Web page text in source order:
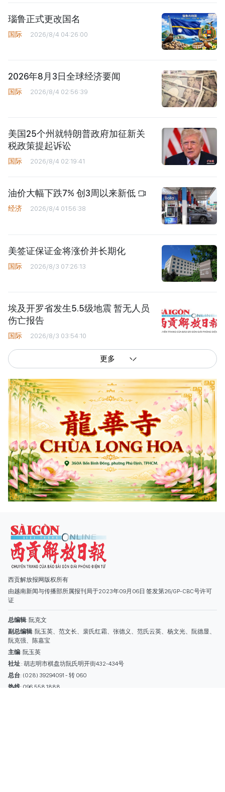
瑙鲁正式更改国名
国际 2026/8/4 04:26:00
2026年8月3日全球经济要闻
国际 2026/8/4 02:56:39
美国25个州就特朗普政府加征新关
税政策提起诉讼
国际 2026/8/4 02:19:41
油价大幅下跌7% 创3周以来新低
经济 2026/8/4 01:56:38
美签证保证金将涨价并长期化
国际 2026/8/3 07:26:13
埃及开罗省发生5.5级地震 暂无人员
伤亡报告
国际 2026/8/3 03:54:10
更多
西贡解放报网版权所有
由越南新闻与传播部所属报刊局于2023年09月06日 签发第26/GP-CBC号许可
证
阮克强、陈嘉宝
主编: 阮玉英
社址: 胡志明市棋盘坊阮氏明开街432-434号
总台: (028) 39294091 - 转 060
电子信箱
广告部
(028) 38334185
quangcaohoavan09@gmail.com;
类别